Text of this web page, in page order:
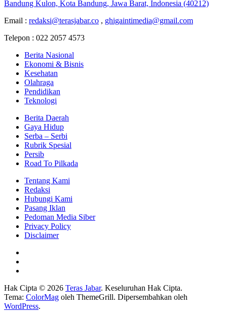
Bandung Kulon, Kota Bandung, Jawa Barat, Indonesia (40212)
Email : redaksi@terasjabar.co , ghigaintimedia@gmail.com
Telepon : 022 2057 4573
Berita Nasional
Ekonomi & Bisnis
Kesehatan
Olahraga
Pendidikan
Teknologi
Berita Daerah
Gaya Hidup
Serba – Serbi
Rubrik Spesial
Persib
Road To Pilkada
Tentang Kami
Redaksi
Hubungi Kami
Pasang Iklan
Pedoman Media Siber
Privacy Policy
Disclaimer
Hak Cipta © 2026 Teras Jabar. Keseluruhan Hak Cipta.
Tema: ColorMag oleh ThemeGrill. Dipersembahkan oleh
WordPress.